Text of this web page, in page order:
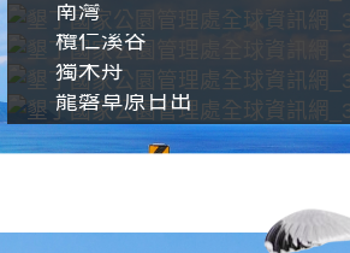
南灣
欖仁溪谷
獨木舟
龍磐草原日出